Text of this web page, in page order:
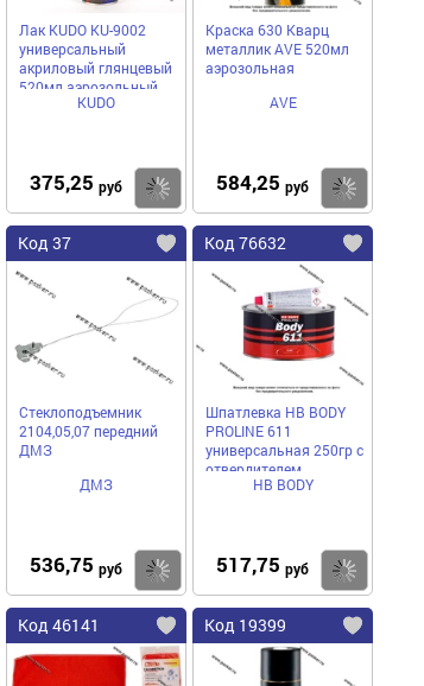
Лак KUDO KU-9002
универсальный
акриловый глянцевый
520мл аэрозольный
KUDO
375,25 руб Купить
Краска 630 Кварц
металлик AVE 520мл
аэрозольная
AVE
584,25 руб
Код 37
Стеклоподъемник
2104,05,07 передний
ДМЗ
ДМЗ
536,75 руб Купить
Код 76632
Шпатлевка HB BODY
PROLINE 611
универсальная 250гр с
отвердителем
HB BODY
517,75 руб
Код 46141 Код 19399